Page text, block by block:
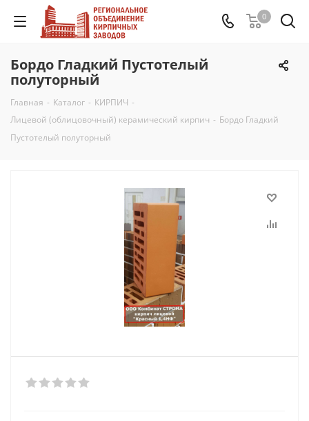
0
Бордо Гладкий Пустотелый
полуторный
Главная - Каталог - КИРПИЧ -
Лицевой (облицовочный) керамический кирпич - Бордо Гладкий
Пустотелый полуторный